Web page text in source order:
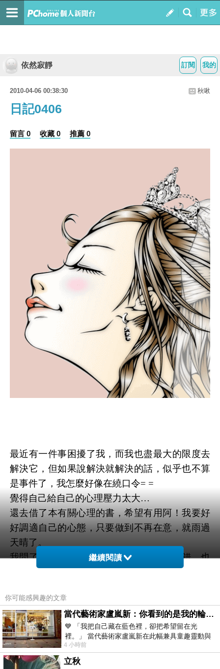
我的
訂閱
依然寂靜
2010-04-06 00:38:30 秋啾
日記0406
留言 0 收藏 0 推薦 0
最近有一件事困擾了我，而我也盡最大的限度去
解決它，但如果說解決就解決的話，似乎也不算
是事件了，我怎麼好像在繞口令= =
覺得自己給自己的心理壓力太大…
還去借了本有關心理的書，希望有用阿！我要好
好調適自己的心態，只要做到不再在意，就雨過
天晴了。
我問了很多人，想知道自己到底有沒有做錯，也
了，變成一個我自己也不喜歡的人，不喜歡這麼
情緒激動的自己，想抽離那樣的情境。
但事情都發生了，如果不正視它，那就是跟自己
過不去，而選擇了正視，也沒考慮到對方想不想
跟著正視，就憑著一古怒氣恣意的宣洩，結果，
繼續閱讀
你可能感興趣的文章
當代藝術家盧嵐新：你看到的是我的輪廓，還是你的故事？——藏在藍色裡的希望與光
💙 「我把自己藏在藍色裡，卻把希望留在光
裡。」 當代藝術家盧嵐新在此幅兼具童趣靈動與
抽象韻味的新作中，用湛藍的羽翼般色塊包覆著
4 小時前
立秋